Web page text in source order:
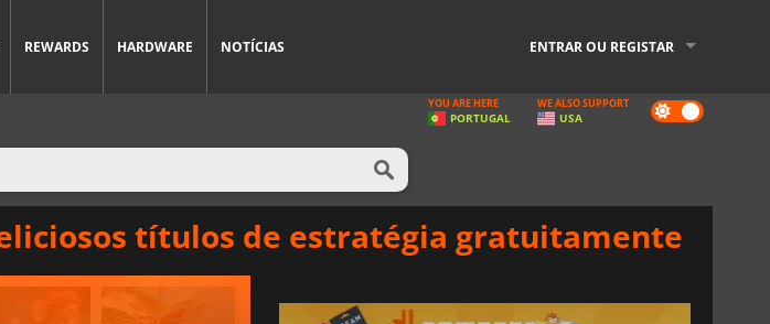
REWARDS HARDWARE NOTÍCIAS ENTRAR OU REGISTAR
Dark
mode
YOU ARE HERE
PORTUGAL
WE ALSO SUPPORT
USA
títulos de estratégia gratuitamente